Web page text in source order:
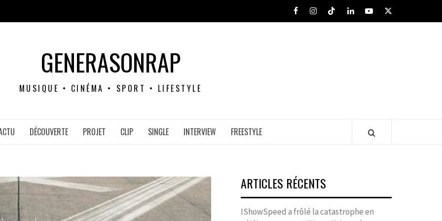
FacebookInstagram
TiktokLinkedInYoutube
X
GENERASONRAP
MUSIQUE • CINÉMA • SPORT • LIFESTYLE
DÉCOUVERTE PROJET CLIP SINGLE INTERVIEW FREESTYLE
ARTICLES RÉCENTS
IShowSpeed a frôlé la catastrophe en